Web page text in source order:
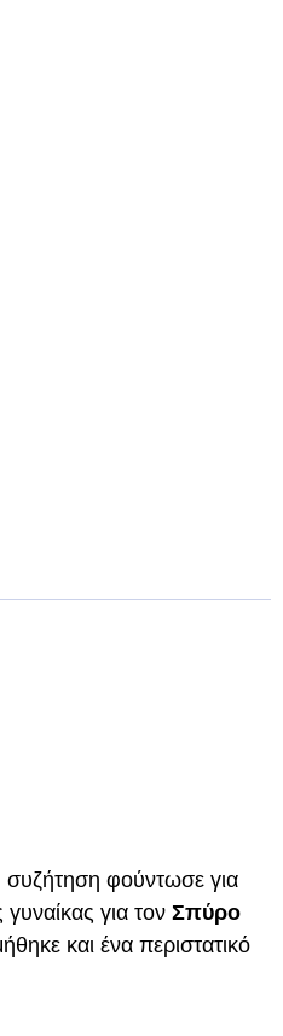
φούντωσε για
για τον Σπύρο
και ένα περιστατικό